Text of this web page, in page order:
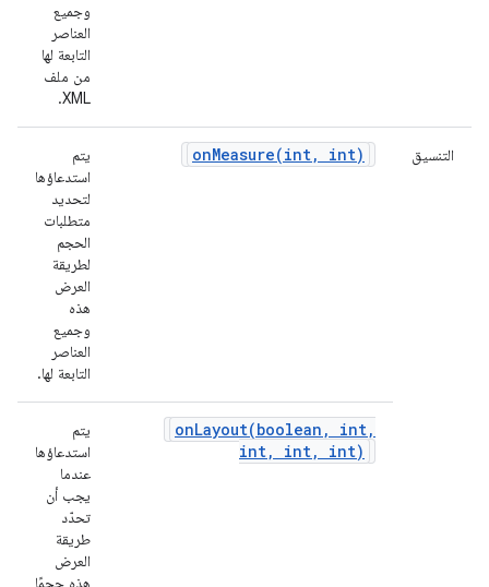
وجميع
العناصر
التابعة لها
من ملف
XML.
التنسيق onMeasure(int, int)
يتم
استدعاؤها
لتحديد
متطلبات
الحجم
لطريقة
العرض
هذه
وجميع
العناصر
التابعة لها.
onLayout(boolean , int,
int, int, int)
يتم
استدعاؤها
عندما
يجب أن
تحدّد
طريقة
العرض
هذه حجمًا